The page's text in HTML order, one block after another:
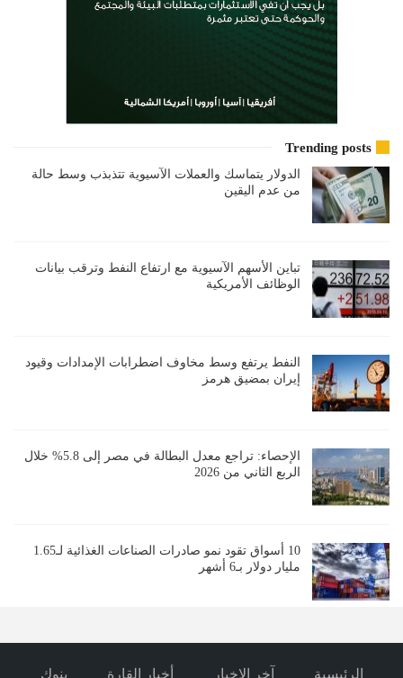
Trending posts
الدولار يتماسك والعملات الآسيوية تتذبذب وسط حالة
من عدم اليقين
تباين الأسهم الآسيوية مع ارتفاع النفط وترقب بيانات
الوظائف الأمريكية
النفط يرتفع وسط مخاوف اضطرابات الإمدادات وقيود
إيران بمضيق هرمز
الإحصاء: تراجع معدل البطالة في مصر إلى 5.8% خلال
الربع الثاني من 2026
10 أسواق تقود نمو صادرات الصناعات الغذائية لـ1.65
مليار دولار بـ6 أشهر
الرئيسية آخر الاخبار أخبار القارة بنوك